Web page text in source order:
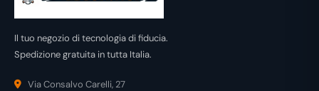
Il tuo negozio di tecnologia di fiducia.
Spedizione gratuita in tutta Italia.
Via Consalvo Carelli, 27